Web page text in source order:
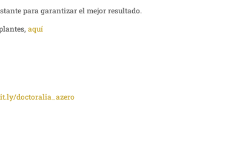
para garantizar el mejor resultado.
aquí
doctoralia_azero